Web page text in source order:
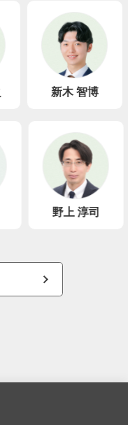
新木 智博
野上 淳司